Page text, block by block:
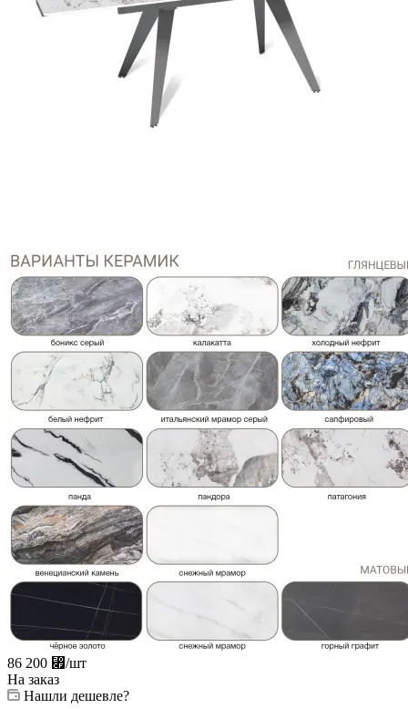
86 200 ⃏/шт
На заказ
Нашли дешевле?